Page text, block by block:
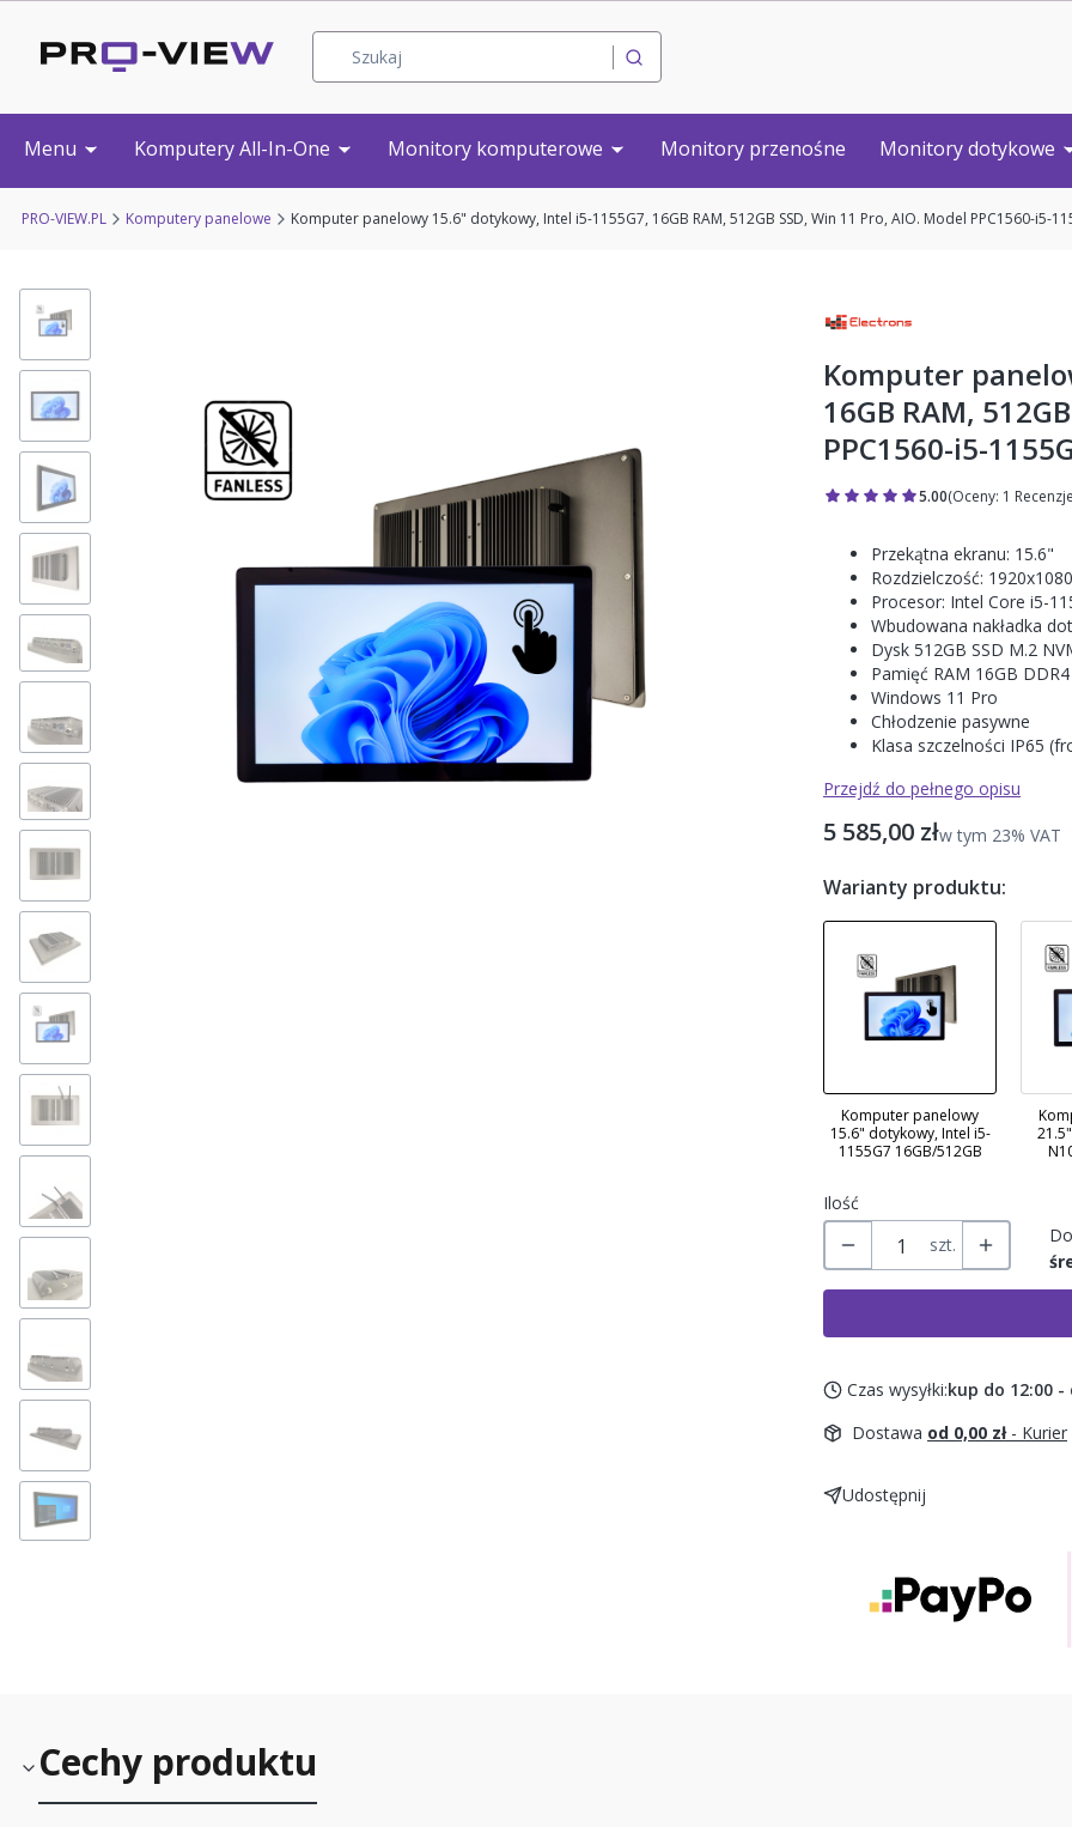
WyczyśćSzukaj
Menu Komputery All-In-One Monitory komputerowe Monitory przenośne Monitory dotykowe
PRO-VIEW.PL Komputery panelowe Komputer panelowy 15.6" dotykowy, Intel i5-1155G7, 16GB RAM, 512GB SSD, Win 11 Pro, AIO. Model PPC1560-i5-
Komputer
16GB RAM,
PPC1560-i5-
5.00(Oceny: 1
Przejdź do sekcji
Przekątna ekranu: 15.6"
Rozdzielczość: 1920x1080
Procesor: Intel Core i5-
Wbudowana nakładka
Dysk 512GB SSD M.2
Pamięć RAM 16GB DDR4
Windows 11 Pro
Chłodzenie pasywne
Klasa szczelności IP65
Przejdź do pełnego opisu
Cena
5 585,00 złw tym 23% VAT
w tym 23% VAT
Warianty produktu:
Komputer panelowy
15.6" dotykowy, Intel i5-
1155G7 16GB/512GB
Ilość
szt.
Czas wysyłki:kup do 12:00
Dostawa od 0,00 zł - Kurier
Udostępnij
Cechy produktu